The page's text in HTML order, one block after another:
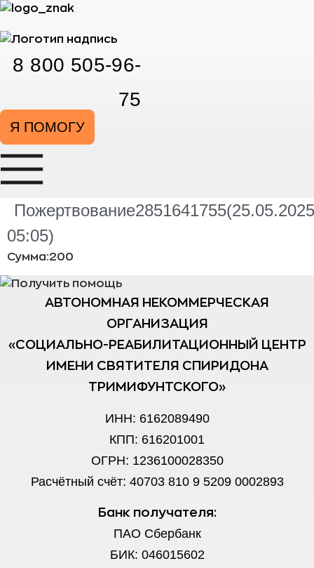
Перейти
содержимому
8 800 505-96-
75
Я ПОМОГУ
Пожертвование2851641755(25.05.2025
05:05)
Сумма:200
АВТОНОМНАЯ НЕКОММЕРЧЕСКАЯ
ОРГАНИЗАЦИЯ
«СОЦИАЛЬНО-РЕАБИЛИТАЦИОННЫЙ ЦЕНТР
ИМЕНИ СВЯТИТЕЛЯ СПИРИДОНА
ТРИМИФУНТСКОГО»
ИНН: 6162089490
КПП: 616201001
ОГРН: 1236100028350
Расчётный счёт: 40703 810 9 5209 0002893
Банк получателя:
ПАО Сбербанк
БИК: 046015602